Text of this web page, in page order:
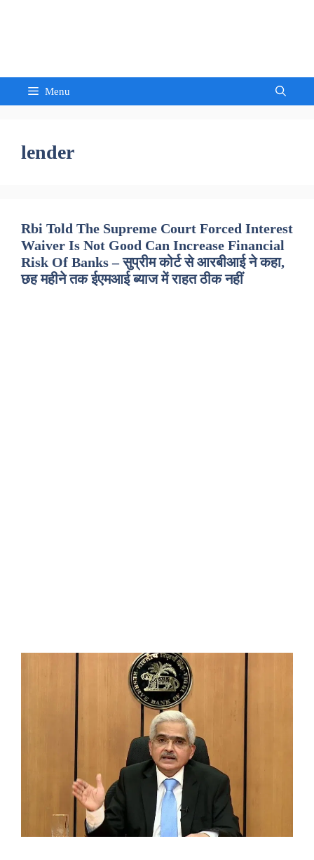
Menu
lender
Rbi Told The Supreme Court Forced Interest
Waiver Is Not Good Can Increase Financial
Risk Of Banks – सुप्रीम कोर्ट से आरबीआई ने कहा,
छह महीने तक ईएमआई ब्याज में राहत ठीक नहीं